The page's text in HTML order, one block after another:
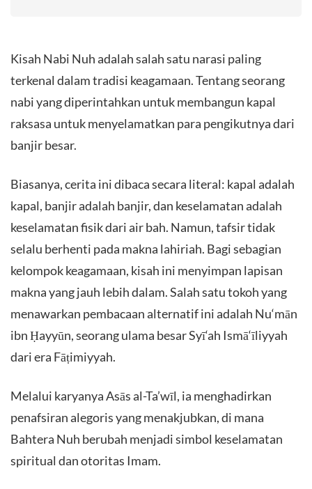
Kisah Nabi Nuh adalah salah satu narasi paling
terkenal dalam tradisi keagamaan. Tentang seorang
nabi yang diperintahkan untuk membangun kapal
raksasa untuk menyelamatkan para pengikutnya dari
banjir besar.
Biasanya, cerita ini dibaca secara literal: kapal adalah
kapal, banjir adalah banjir, dan keselamatan adalah
keselamatan fisik dari air bah. Namun, tafsir tidak
selalu berhenti pada makna lahiriah. Bagi sebagian
kelompok keagamaan, kisah ini menyimpan lapisan
makna yang jauh lebih dalam. Salah satu tokoh yang
menawarkan pembacaan alternatif ini adalah Nu‘mān
ibn Ḥayyūn, seorang ulama besar Syī‘ah Ismā‘īliyyah
dari era Fāṭimiyyah.
Melalui karyanya Asās al-Ta’wīl, ia menghadirkan
penafsiran alegoris yang menakjubkan, di mana
Bahtera Nuh berubah menjadi simbol keselamatan
spiritual dan otoritas Imam.